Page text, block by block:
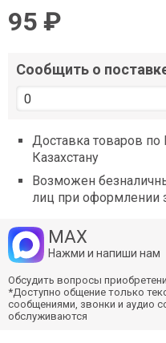
95 ₽
Сообщить о
Доставка товаров по
Казахстану
Возможен
лиц при оформлении
MAX
Нажми и напиши нам
Обсудить вопросы
*Доступно общение только
сообщениями, звонки и аудио
обслуживаются